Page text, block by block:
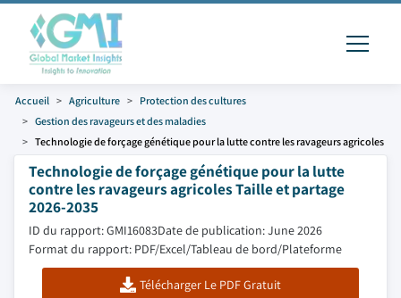
Accueil Agriculture
Protection des cultures
Gestion des ravageurs et des maladies
Technologie de forçage génétique pour la lutte contre les ravageurs agricoles
Technologie de forçage génétique pour la lutte
contre les ravageurs agricoles Taille et partage
2026-2035
ID du rapport: GMI16083Date de publication: June 2026
Format du rapport: PDF/Excel/Tableau de bord/Plateforme
Télécharger Le PDF Gratuit